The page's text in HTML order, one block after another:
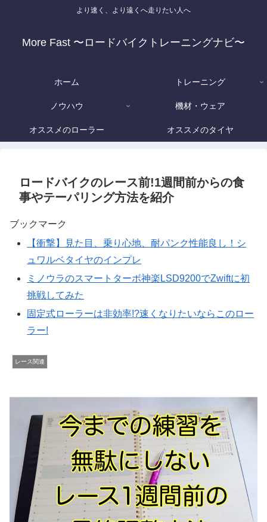
より速く、より遠くへ走りたい人へ
More Fast 〜ロードバイクトレーニングナビ〜
ホーム トレーニング
ノウハウ 機材・ウェア
オススメのローラー オススメのタイヤ
ロードバイクのレース前!1週間前からの食
事やテーパリング方法を紹介
ブックマーク
【衝撃】見た目、乗り心地、耐パンク性能良し！シ
ュワルベタイヤのインプレ
ミノウラのスマートターボ神楽LSD9200でZwiftに初
挑戦してみた
固定式ローラーは非効率!?速くなりたいならこのロー
ラー!
レース関連